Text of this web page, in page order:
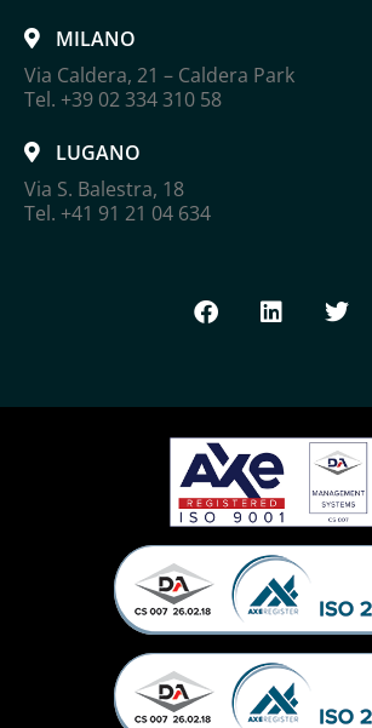
MILANO
Via Caldera, 21 – Caldera Park
Tel. +39 02 334 310 58
LUGANO
Via S. Balestra, 18
Tel. +41 91 21 04 634